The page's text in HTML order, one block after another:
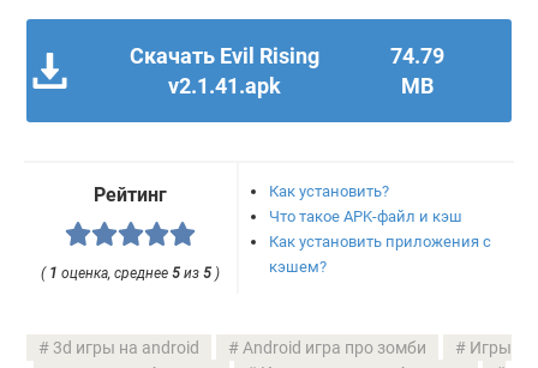
Скачать Evil Rising
v2.1.41.apk
74.79
MB
Рейтинг
( 1 оценка, среднее5 из5 )
Как установить?
Что такое APK-файл и кэш
Как установить приложения с
кэшем?
3d игры на android Android игра про зомби
Игры